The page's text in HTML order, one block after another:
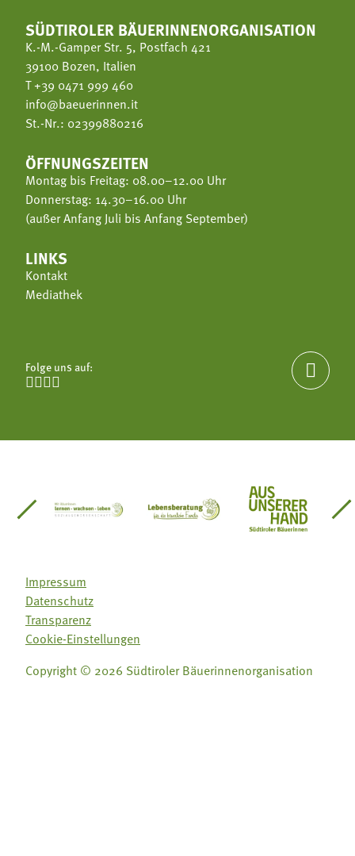
SÜDTIROLER BÄUERINNENORGANISATION
K.-M.-Gamper Str. 5, Postfach 421
39100 Bozen, Italien
T+39 0471 999 460
info@baeuerinnen.it
St.-Nr.: 02399880216
ÖFFNUNGSZEITEN
Montag bis Freitag: 08.00–12.00 Uhr
Donnerstag: 14.30–16.00 Uhr
(außer Anfang Juli bis Anfang September)
LINKS
Kontakt
Mediathek
Folge uns auf:


Südtirol
Gärtnervereinigung
Sozialgenossenschaft Mit Bäuerinnen lernen -
Lebensberatung für dieAus unserer
Impressum
Datenschutz
Transparenz
Cookie-Einstellungen
Copyright © 2026 Südtiroler Bäuerinnenorganisation